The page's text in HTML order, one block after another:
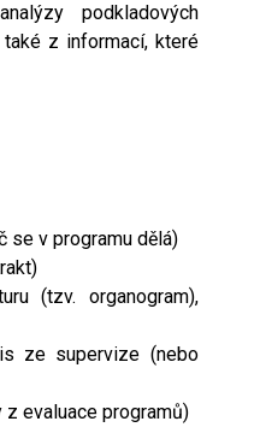
podkladových
z informací, které
se v programu dělá)
(tzv. organogram),
ze supervize (nebo
evaluace programů)